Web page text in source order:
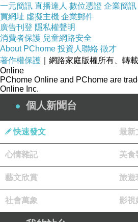
一元簡訊 直播達人 數位憑證 企業簡訊
買網址 虛擬主機 企業郵件
廣告刊登 隱私權聲明
消費者保護 兒童網路安全
About PChome 投資人聯絡 徵才
著作權保護 ｜網路家庭版權所有、轉
Online
PChome Online and PChome are
Online Inc.
個人新聞台
快速發文 最新
心情雜記 美食
藝文欣賞 旅遊
社會萬象 影視